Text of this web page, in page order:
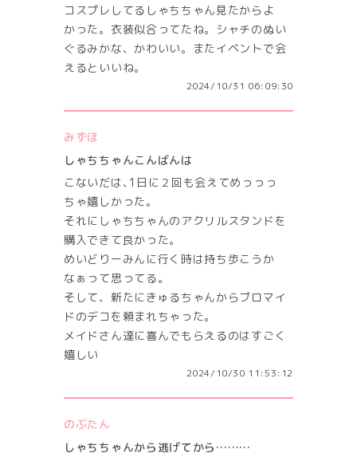
コスプレしてるしゃちちゃん見たからよ
かった。衣装似合ってたね。シャチのぬい
ぐるみかな、かわいい。またイベントで会
えるといいね。
2024/10/31 06:09:30
みずほ
しゃちちゃんこんばんは
こないだは､1日に２回も会えてめっっっ
ちゃ嬉しかった。
それにしゃちちゃんのアクリルスタンドを
購入できて良かった。
めいどりーみんに行く時は持ち歩こうか
なぁって思ってる。
そして、新たにきゅるちゃんからブロマイ
ドのデコを頼まれちゃった。
メイドさん達に喜んでもらえるのはすごく
嬉しい
2024/10/30 11:53:12
のぶたん
しゃちちゃんから逃げてから………